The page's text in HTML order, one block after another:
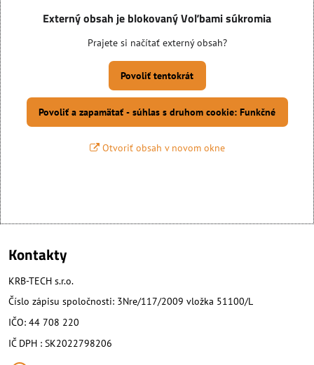
Externý obsah je blokovaný Voľbami súkromia
Prajete si načítať externý obsah?
Povoliť tentokrát
Povoliť a zapamätať - súhlas s druhom cookie: Funkčné
Otvoriť obsah v novom okne
Kontakty
KRB-TECH s.r.o.
Číslo zápisu spoločnosti: 3Nre/117/2009 vložka 51100/L
IČO: 44 708 220
IČ DPH : SK2022798206